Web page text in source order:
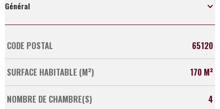
Général
Caractérisque
CODE POSTAL 65120
SURFACE HABITABLE (M²) 170 M²
NOMBRE DE CHAMBRE(S) 4